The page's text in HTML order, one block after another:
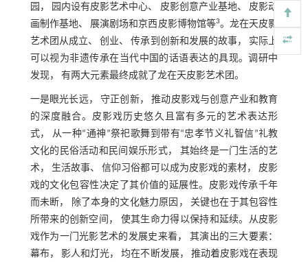
园， 园内设有皮影艺术中心、 皮影创意产业基地、 皮影动
画制作基地、 展演剧场和京西皮影博物馆等3。龙在天皮影
艺术团从成立、 创业、 传承到创新和发展的故事， 实际上
可以视为非遗传承在当代中国的话语表达的具现。调研中
发现， 有两大元素最终成就了龙在天皮影艺术团。
一是眼光长远， 守正创新， 推动皮影戏与创意产业和教育
的深度融合。皮影戏历史悠久且富有多元的艺术表达形
式， 从一种“通神”祭祀歌舞到带有“忠孝节义礼智信”礼教
文化的民俗活动和民间娱乐形式， 其始终是一门生活的艺
术， 生活故事、 信仰习俗都可以成为皮影戏的素材， 皮影
戏的文化包容性决定了其价值的延展性。皮影戏传承千年
而未断， 除了本身的文化魅力原因， 关键也在于其包容性
所带来的创新空间， 使其生命力得以保持和延续。从皮影
戏作为一门光影艺术的发展史来看， 其演出的三大要素：
幕布， 影人和灯光， 均在不断发展， 推动着皮影戏在表现